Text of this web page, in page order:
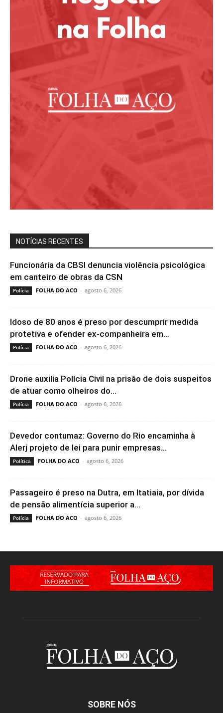
NOTÍCIAS RECENTES
Funcionária da CBSI denuncia violência psicológica
em canteiro de obras da CSN
Polícia FOLHA DO ACO - agosto 6, 2026
Idoso de 80 anos é preso por descumprir medida
protetiva e ofender ex-companheira em...
Polícia FOLHA DO ACO - agosto 6, 2026
Drone auxilia Polícia Civil na prisão de dois suspeitos
de atuar como olheiros do...
Polícia FOLHA DO ACO - agosto 6, 2026
Devedor contumaz: Governo do Rio encaminha à
Alerj projeto de lei para punir empresas...
Política FOLHA DO ACO - agosto 6, 2026
Passageiro é preso na Dutra, em Itatiaia, por dívida
de pensão alimentícia superior a...
Polícia FOLHA DO ACO - agosto 6, 2026
SOBRE NÓS